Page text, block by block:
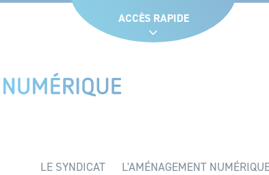
ACCÈS RAPIDE
LE SYNDICAT L'AMÉNAGEMENT